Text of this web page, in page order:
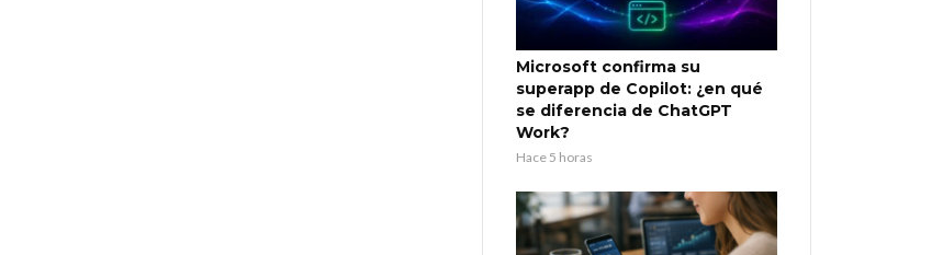
Microsoft confirma su
superapp de Copilot: ¿en qué
se diferencia de ChatGPT
Work?
Hace 5 horas